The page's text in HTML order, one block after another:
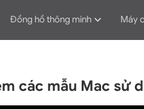
Đồng hồ thông minh Máy
các mẫu Mac sử